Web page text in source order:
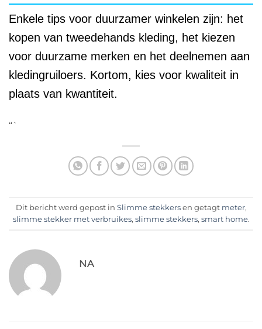
Enkele tips voor duurzamer winkelen zijn: het
kopen van tweedehands kleding, het kiezen
voor duurzame merken en het deelnemen aan
kledingruiloers. Kortom, kies voor kwaliteit in
plaats van kwantiteit.
“`
Dit bericht werd gepost in Slimme stekkersen getagt meter,
slimme stekker met verbruikes, slimme stekkers, smart home.
NA